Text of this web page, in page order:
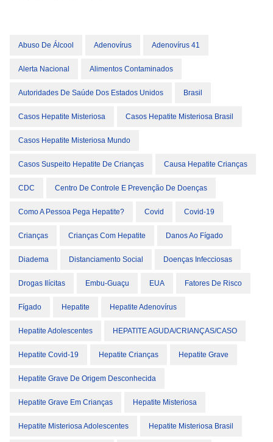
Abuso De Álcool Adenovírus Adenovírus 41
Alerta Nacional Alimentos Contaminados
Autoridades De Saúde Dos Estados Unidos Brasil
Casos Hepatite Misteriosa Casos Hepatite Misteriosa Brasil
Casos Hepatite Misteriosa Mundo
Casos Suspeito Hepatite De Crianças Causa Hepatite Crianças
CDC Centro De Controle E Prevenção De Doenças
Como A Pessoa Pega Hepatite? Covid Covid-19
Crianças Crianças Com Hepatite Danos Ao Fígado
Diadema Distanciamento Social Doenças Infecciosas
Drogas Ilícitas Embu-Guaçu EUA Fatores De Risco
Fígado Hepatite Hepatite Adenovírus
Hepatite Adolescentes HEPATITE AGUDA/CRIANÇAS/CASO
Hepatite Covid-19 Hepatite Crianças Hepatite Grave
Hepatite Grave De Origem Desconhecida
Hepatite Grave Em Crianças Hepatite Misteriosa
Hepatite Misteriosa Adolescentes Hepatite Misteriosa Brasil